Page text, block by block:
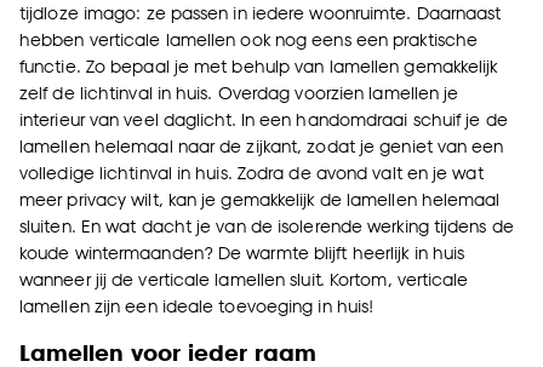
tijdloze imago: ze passen in iedere woonruimte. Daarnaast
hebben verticale lamellen ook nog eens een praktische
functie. Zo bepaal je met behulp van lamellen gemakkelijk
zelf de lichtinval in huis. Overdag voorzien lamellen je
interieur van veel daglicht. In een handomdraai schuif je de
lamellen helemaal naar de zijkant, zodat je geniet van een
volledige lichtinval in huis. Zodra de avond valt en je wat
meer privacy wilt, kan je gemakkelijk de lamellen helemaal
sluiten. En wat dacht je van de isolerende werking tijdens de
koude wintermaanden? De warmte blijft heerlijk in huis
wanneer jij de verticale lamellen sluit. Kortom, verticale
lamellen zijn een ideale toevoeging in huis!
Lamellen voor ieder raam